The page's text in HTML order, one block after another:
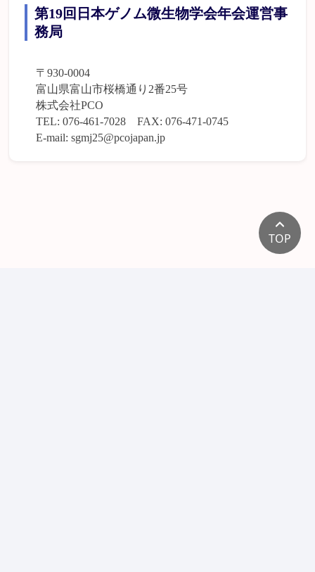
第19回日本ゲノム微生物学会年会運営事
務局
〒930-0004
富山県富山市桜橋通り2番25号
株式会社PCO
TEL: 076-461-7028 FAX: 076-471-0745
E-mail: sgmj25@pcojapan.jp
TOP